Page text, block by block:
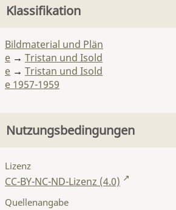
Klassifikation
Bildmaterial und Plän
e → Tristan und Isold
e → Tristan und Isold
e 1957-1959
Nutzungsbedingungen
Lizenz
CC-BY-NC-ND-Lizenz (4.0)
Quellenangabe